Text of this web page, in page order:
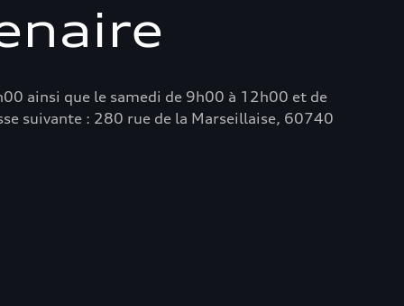
ainsi que le samedi de 9h00 à 12h00 et de
suivante : 280 rue de la Marseillaise, 60740